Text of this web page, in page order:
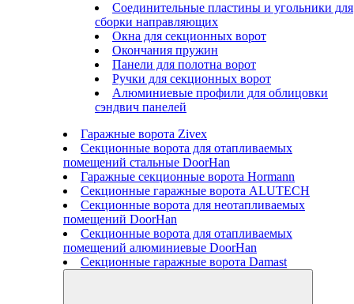
Соединительные пластины и угольники для
сборки направляющих
Окна для секционных ворот
Окончания пружин
Панели для полотна ворот
Ручки для секционных ворот
Алюминиевые профили для облицовки
сэндвич панелей
Гаражные ворота Zivex
Секционные ворота для отапливаемых
помещений стальные DoorHan
Гаражные секционные ворота Hormann
Секционные гаражные ворота ALUTECH
Секционные ворота для неотапливаемых
помещений DoorHan
Секционные ворота для отапливаемых
помещений алюминиевые DoorHan
Секционные гаражные ворота Damast